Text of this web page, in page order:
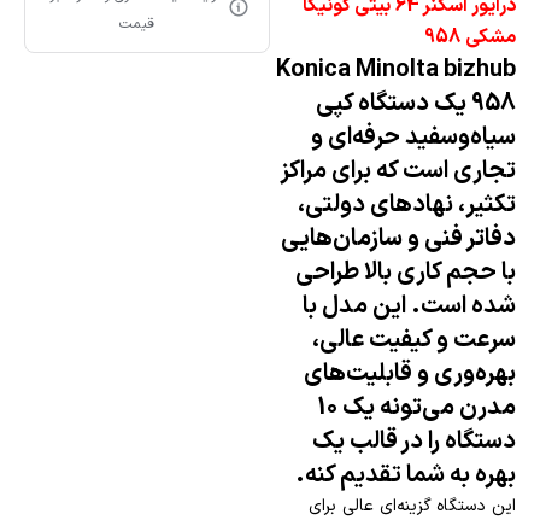
درایور اسکنر 64 بیتی گونیکا
مشکی 958
Konica Minolta bizhub
958یک دستگاه کپی
سیاه‌وسفید حرفه‌ای و
تجاری است که برای مراکز
تکثیر، نهادهای دولتی،
دفاتر فنی و سازمان‌هایی
با حجم کاری بالا طراحی
شده است. این مدل با
سرعت و کیفیت عالی،
بهره‌وری و قابلیت‌های
مدرن می‌تونه یک 1۰
دستگاه را در قالب یک
بهره به شما تقدیم کنه.
این دستگاه گزینه‌ای عالی برای
قیمت